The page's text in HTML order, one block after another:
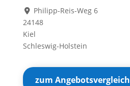
Philipp-Reis-Weg 6
24148
Kiel
Schleswig-Holstein
zum Angebotsvergleich